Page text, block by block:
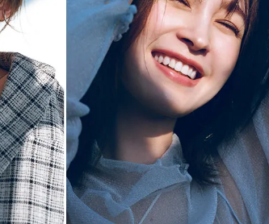
【UV下地】酷暑に
2,000円台〜3,000
｜30代美容ライタ
ュー | CLASSY.[クラ
BEAUTY
【毛穴沼からの脱
リアルに行き着い
なめ”の「神コス
CLASSY.[クラッシ